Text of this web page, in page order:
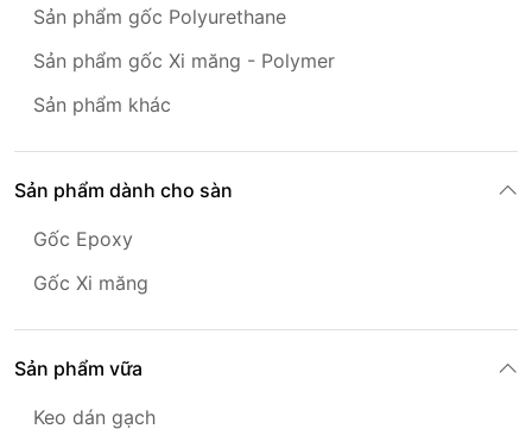
Sản phẩm gốc Polyurethane
Sản phẩm gốc Xi măng - Polymer
Sản phẩm khác
Sản phẩm dành cho sàn
Gốc Epoxy
Gốc Xi măng
Sản phẩm vữa
Keo dán gạch